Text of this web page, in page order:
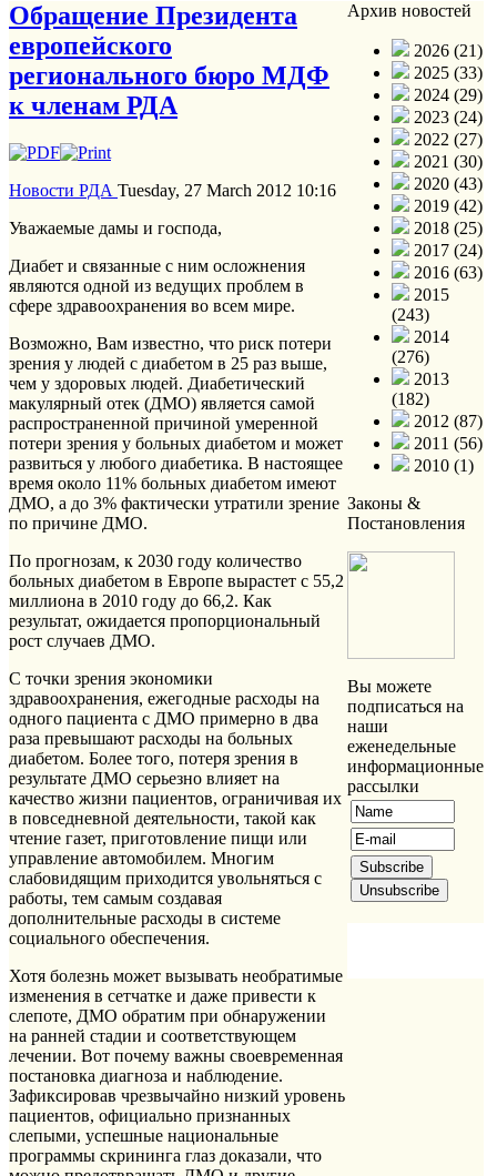
Обращение Президента
европейского
регионального бюро МДФ
к членам РДА
Новости РДА Tuesday, 27 March 2012 10:16
Уважаемые дамы и господа,
Диабет и связанные с ним осложнения
являются одной из ведущих проблем в
сфере здравоохранения во всем мире.
Возможно, Вам известно, что риск потери
зрения у людей с диабетом в 25 раз выше,
чем у здоровых людей. Диабетический
макулярный отек (ДМО) является самой
распространенной причиной умеренной
потери зрения у больных диабетом и может
развиться у любого диабетика. В настоящее
время около 11% больных диабетом имеют
ДМО, а до 3% фактически утратили зрение
по причине ДМО.
По прогнозам, к 2030 году количество
больных диабетом в Европе вырастет с 55,2
миллиона в 2010 году до 66,2. Как
результат, ожидается пропорциональный
рост случаев ДМО.
С точки зрения экономики
здравоохранения, ежегодные расходы на
одного пациента с ДМО примерно в два
раза превышают расходы на больных
диабетом. Более того, потеря зрения в
результате ДМО серьезно влияет на
качество жизни пациентов, ограничивая их
в повседневной деятельности, такой как
чтение газет, приготовление пищи или
управление автомобилем. Многим
слабовидящим приходится увольняться с
работы, тем самым создавая
дополнительные расходы в системе
социального обеспечения.
Хотя болезнь может вызывать необратимые
изменения в сетчатке и даже привести к
слепоте, ДМО обратим при обнаружении
на ранней стадии и соответствующем
лечении. Вот почему важны своевременная
постановка диагноза и наблюдение.
Зафиксировав чрезвычайно низкий уровень
пациентов, официально признанных
слепыми, успешные национальные
программы скрининга глаз доказали, что
Архив новостей
2026 (21)
2025 (33)
2024 (29)
2023 (24)
2022 (27)
2021 (30)
2020 (43)
2019 (42)
2018 (25)
2017 (24)
2016 (63)
2015
(243)
2014
(276)
2013
(182)
2012 (87)
2011 (56)
2010 (1)
Законы &
Постановления
Вы можете
подписаться на
наши
еженедельные
информационные
рассылки